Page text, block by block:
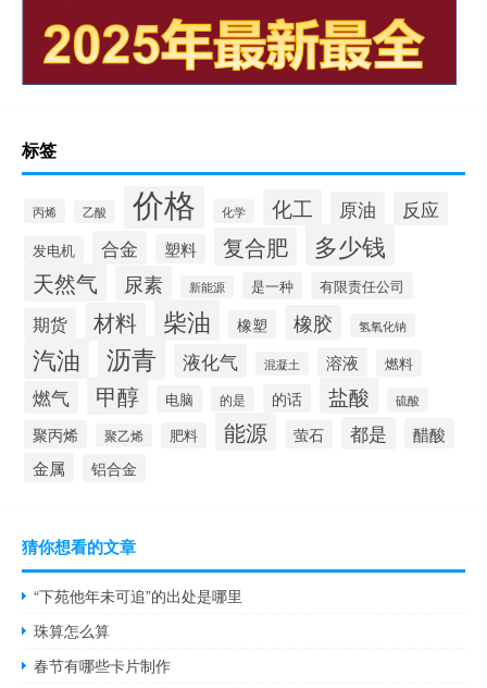
标签
丙烯 乙酸 价格 化学 化工 原油 反应
发电机 合金 塑料 复合肥 多少钱
天然气 尿素 新能源 是一种 有限责任公司
期货 材料 柴油 橡塑 橡胶 氢氧化钠
汽油 沥青 液化气 混凝土 溶液 燃料
燃气 甲醇 电脑 的是 的话 盐酸 硫酸
聚丙烯 聚乙烯 肥料 能源 萤石 都是 醋酸
金属 铝合金
猜你想看的文章
“下苑他年未可追”的出处是哪里
珠算怎么算
春节有哪些卡片制作